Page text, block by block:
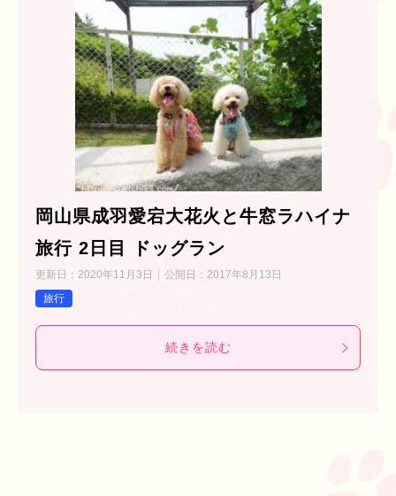
岡山県成羽愛宕大花火と牛窓ラハイナ
旅行 2日目 ドッグラン
更新日： 2020年11月3日 公開日： 2017年8月13日
旅行
続きを読む